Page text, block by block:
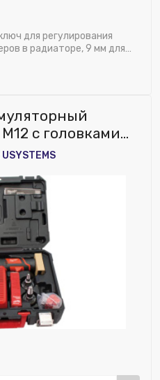
для регулирования
в радиаторе, 9 мм для
с головками
USYSTEMS